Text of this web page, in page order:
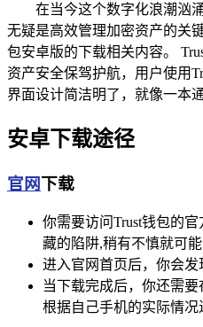
在当今这个数字化浪潮汹
无疑是高效管理加密资产的关
包安卓版的下载相关内容。
资产安全保驾护航，用户使用
界面设计简洁明了，就像一本
安卓下载途径
官网下载
你需要访问Trust钱包的
藏的陷阱,稍有不慎就可能
进入官网首页后，你会发
当下载完成后，你还需
根据自己手机的实际情况